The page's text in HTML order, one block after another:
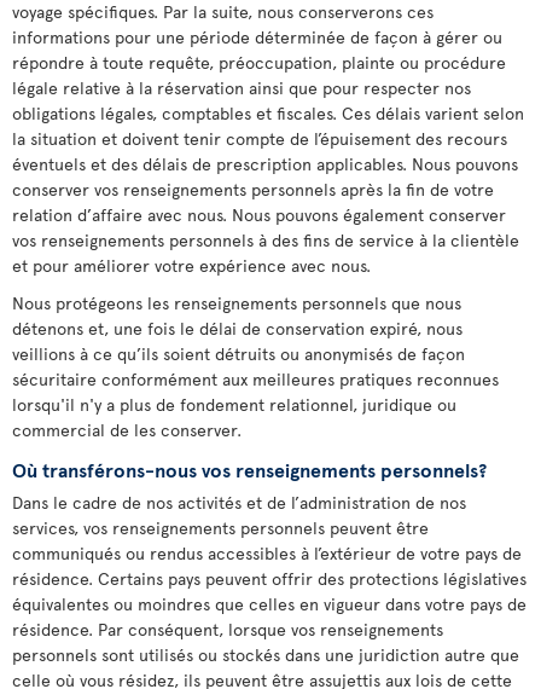
voyage spécifiques. Par la suite, nous conserverons ces
informations pour une période déterminée de façon à gérer ou
répondre à toute requête, préoccupation, plainte ou procédure
légale relative à la réservation ainsi que pour respecter nos
obligations légales, comptables et fiscales. Ces délais varient selon
la situation et doivent tenir compte de l’épuisement des recours
éventuels et des délais de prescription applicables. Nous pouvons
conserver vos renseignements personnels après la fin de votre
relation d’affaire avec nous. Nous pouvons également conserver
vos renseignements personnels à des fins de service à la clientèle
et pour améliorer votre expérience avec nous.
Nous protégeons les renseignements personnels que nous
détenons et, une fois le délai de conservation expiré, nous
veillions à ce qu’ils soient détruits ou anonymisés de façon
sécuritaire conformément aux meilleures pratiques reconnues
lorsqu'il n'y a plus de fondement relationnel, juridique ou
commercial de les conserver.
Où transférons-nous vos renseignements personnels?
Dans le cadre de nos activités et de l’administration de nos
services, vos renseignements personnels peuvent être
communiqués ou rendus accessibles à l’extérieur de votre pays de
résidence. Certains pays peuvent offrir des protections législatives
équivalentes ou moindres que celles en vigueur dans votre pays de
résidence. Par conséquent, lorsque vos renseignements
personnels sont utilisés ou stockés dans une juridiction autre que
celle où vous résidez, ils peuvent être assujettis aux lois de cette